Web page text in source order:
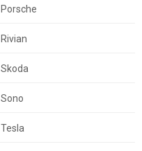
Porsche
Rivian
Skoda
Sono
Tesla